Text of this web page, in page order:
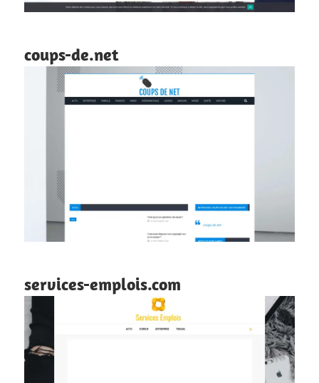
coups-de.net
services-emplois.com